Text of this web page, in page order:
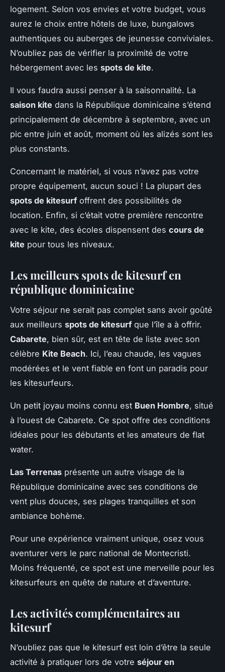
logement. Selon vos envies et votre budget, vous
aurez le choix entre hôtels de luxe, bungalows
authentiques ou auberges de jeunesse conviviales.
N’oubliez pas de vérifier la proximité de votre
hébergement avec les spots de kite.
Il vous faudra aussi penser à la saisonnalité. La
saison kite dans la République dominicaine s’étend
principalement de décembre à septembre, avec un
pic entre juin et août, moment où les alizés sont les
plus constants.
Concernant le matériel, si vous n’avez pas votre
propre équipement, aucun souci ! La plupart des
spots de kitesurfoffrent des possibilités de
location. Enfin, si c’était votre première rencontre
avec le kite, des écoles dispensent des cours de
kite pour tous les niveaux.
Les meilleurs spots de kitesurf en
république dominicaine
Votre séjour ne serait pas complet sans avoir goûté
aux meilleurs spots de kitesurfque l’île a à offrir.
Cabarete, bien sûr, est en tête de liste avec son
célèbre Kite Beach. Ici, l’eau chaude, les vagues
modérées et le vent fiable en font un paradis pour
les kitesurfeurs.
Un petit joyau moins connu est Buen Hombre, situé
à l’ouest de Cabarete. Ce spot offre des conditions
idéales pour les débutants et les amateurs de flat
water.
Las Terrenas présente un autre visage de la
République dominicaine avec ses conditions de
vent plus douces, ses plages tranquilles et son
ambiance bohème.
Pour une expérience vraiment unique, osez vous
aventurer vers le parc national de Montecristi.
Moins fréquenté, ce spot est une merveille pour les
kitesurfeurs en quête de nature et d’aventure.
Les activités complémentaires au
kitesurf
N’oubliez pas que le kitesurf est loin d’être la seule
activité à pratiquer lors de votre séjour en